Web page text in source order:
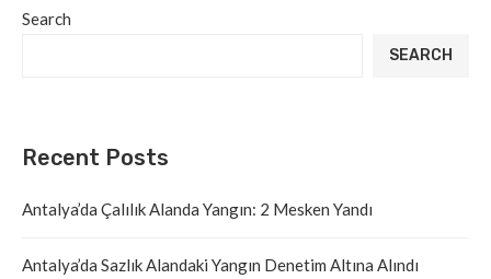
Search
SEARCH
Recent Posts
Antalya’da Çalılık Alanda Yangın: 2 Mesken Yandı
Antalya’da Sazlık Alandaki Yangın Denetim Altına Alındı